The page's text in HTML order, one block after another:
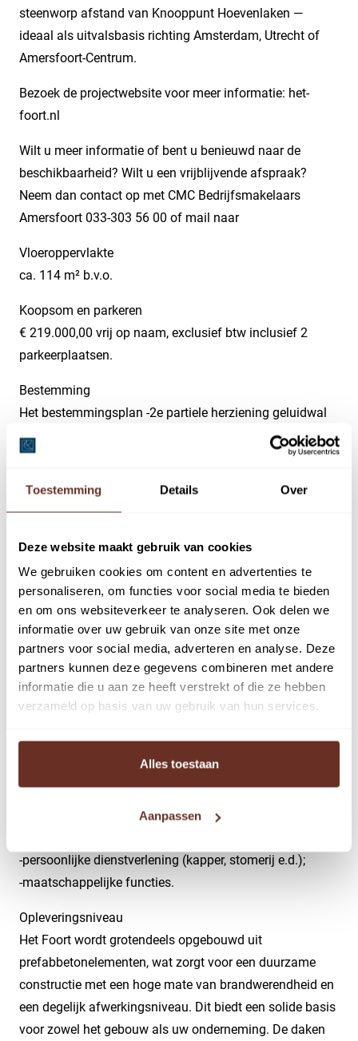
Toestemming Details Over
Deze website maakt gebruik van cookies
We gebruiken cookies om content en advertenties te
personaliseren, om functies voor social media te bieden
en om ons websiteverkeer te analyseren. Ook delen we
informatie over uw gebruik van onze site met onze
partners voor social media, adverteren en analyse. Deze
partners kunnen deze gegevens combineren met andere
informatie die u aan ze heeft verstrekt of die ze hebben
verzameld op basis van uw gebruik van hun services.
Alles toestaan
Aanpassen
steenworp afstand van Knooppunt Hoevenlaken —
ideaal als uitvalsbasis richting Amsterdam, Utrecht of
Amersfoort-Centrum.
Bezoek de projectwebsite voor meer informatie: het-
foort.nl
Wilt u meer informatie of bent u benieuwd naar de
beschikbaarheid? Wilt u een vrijblijvende afspraak?
Neem dan contact op met CMC Bedrijfsmakelaars
Amersfoort 033-303 56 00 of mail naar
Vloeroppervlakte
ca. 114 m² b.v.o.
Koopsom en parkeren
€ 219.000,00 vrij op naam, exclusief btw inclusief 2
parkeerplaatsen.
Bestemming
Het bestemmingsplan -2e partiele herziening geluidwal
Vathorst en Bergpas (west) – vastgesteld op 4 oktober
2022 is van toepassing op het plan.
aangeduid in de bij deze regels behorende Staat van
Bedrijfsactiviteiten (van het bestemmingsplan
Bedrijventerreinen e.o. en snelwegen van de gemeente
Amersfoort);
b) bedrijfsgebonden, onzelfstandige kantoren zijn
uitsluitend toegestaan voor zover zij behoren bij de
toegelaten bedrijven en mits de vloeroppervlakte van die
kantoren per bedrijf minder bedraagt dan 50% van het
functies is onder voorwaarden mogelijk:
-persoonlijke dienstverlening (kapper, stomerij e.d.);
-maatschappelijke functies.
Opleveringsniveau
Het Foort wordt grotendeels opgebouwd uit
prefabbetonelementen, wat zorgt voor een duurzame
constructie met een hoge mate van brandwerendheid en
een degelijk afwerkingsniveau. Dit biedt een solide basis
voor zowel het gebouw als uw onderneming. De daken